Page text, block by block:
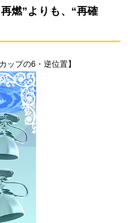
再燃”よりも、“再確
ップの6・逆位置】